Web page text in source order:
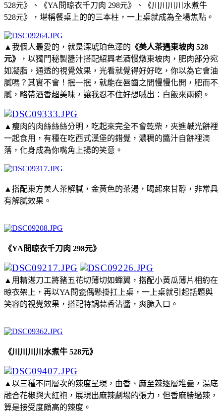
528元》、《YA問晾衣千刀肉 298元》、《川川川川水煮牛
528元》，堪稱餐桌上的的三本柱，一上桌就成為全場焦點。
▲我個人最愛的，就是深琥珀色澤的 《美人茶遇東坡肉 528
元》
，以獨門秘製醬汁搭配紹興老酒慢燉東坡肉，肥肉部分宛
如凝脂，通透的視覺效果，光看就覺得好好吃，你以為它會油
膩嗎？其實不會！抿一抿，就能在唇齒之間慢慢化開，肥而不
膩，略帶酒香超美味，讓我忍不住好想喊出：白飯來兩碗。
▲瘦肉的肉絲絲絲分明，吃起來完全不會乾柴，夾進鹹光餅裡
一起食用，有種在吃西式漢堡的錯覺，濃稠的醬汁自餅裡滴
落，化身成為你嘴角上揚的笑意。
▲搭配東方美人茶解膩，金黃色的茶湯，喝起來甘醇，非常具
有解膩效果。
《YA問晾衣千刀肉 298元》
▲用精湛刀工將豬五花切薄切如蟬翼，搭配小黃瓜薄片相約在
晾衣架上，再以YA問瓷偶懸掛扛上桌，一上桌就引起話題與
笑容的視覺效果，搭配特調蒜香沾醬，爽脆入口。
《川川川川水煮牛 528元》
▲以三種不同層次的辣度呈現，由香、麻至辣逐層堆疊，湯底
融合花椒與大紅袍，展現出麻辣劇場的張力，但香麻勝過辣，
算是接受度頗高的辣度。